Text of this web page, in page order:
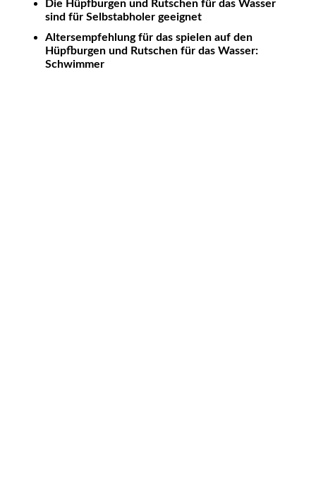
Die Hüpfburgen und Rutschen für das Wasser
sind für Selbstabholer geeignet
Altersempfehlung für das spielen auf den
Hüpfburgen und Rutschen für das Wasser:
Schwimmer